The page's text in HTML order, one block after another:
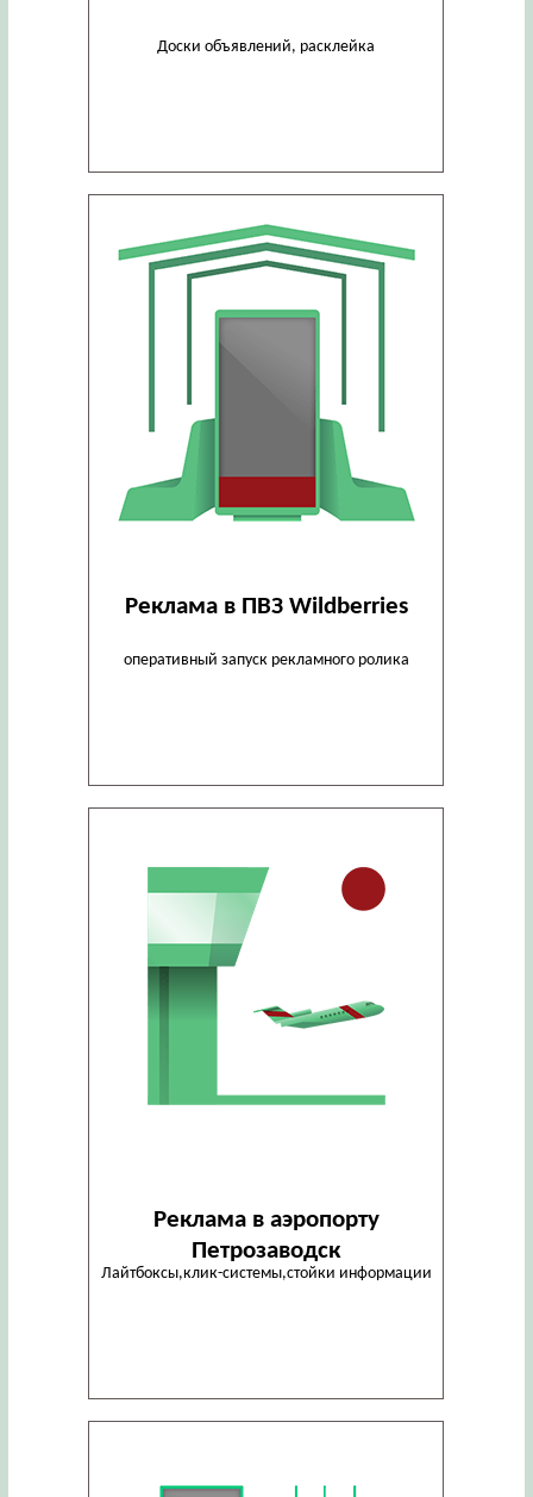
Доски объявлений, расклейка
Реклама в ПВЗ Wildberries
оперативный запуск рекламного ролика
Реклама в аэропорту
Петрозаводск
Лайтбоксы,клик-системы,стойки информации